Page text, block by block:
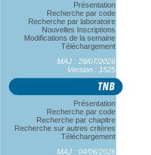
Présentation
Recherche par code
Recherche par laboratoire
Nouvelles Inscriptions
Modifications de la semaine
Téléchargement
MAJ : 29/07/2026
Version : 1525
Présentation
Recherche par code
Recherche par chapitre
Recherche sur autres critères
Téléchargement
MAJ : 04/06/2026